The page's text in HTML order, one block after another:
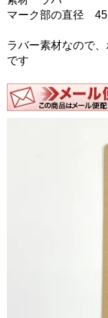
マーク部の直径 45
ラバー素材なので
です